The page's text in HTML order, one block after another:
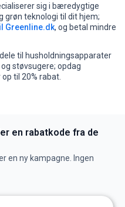
sig i bæredygtige
grøn teknologi til dit hjem;
Greenline.dk, og betal mindre
til husholdningsapparater
støvsugere; opdag
til 20% rabat.
en rabatkode fra de
en ny kampagne. Ingen